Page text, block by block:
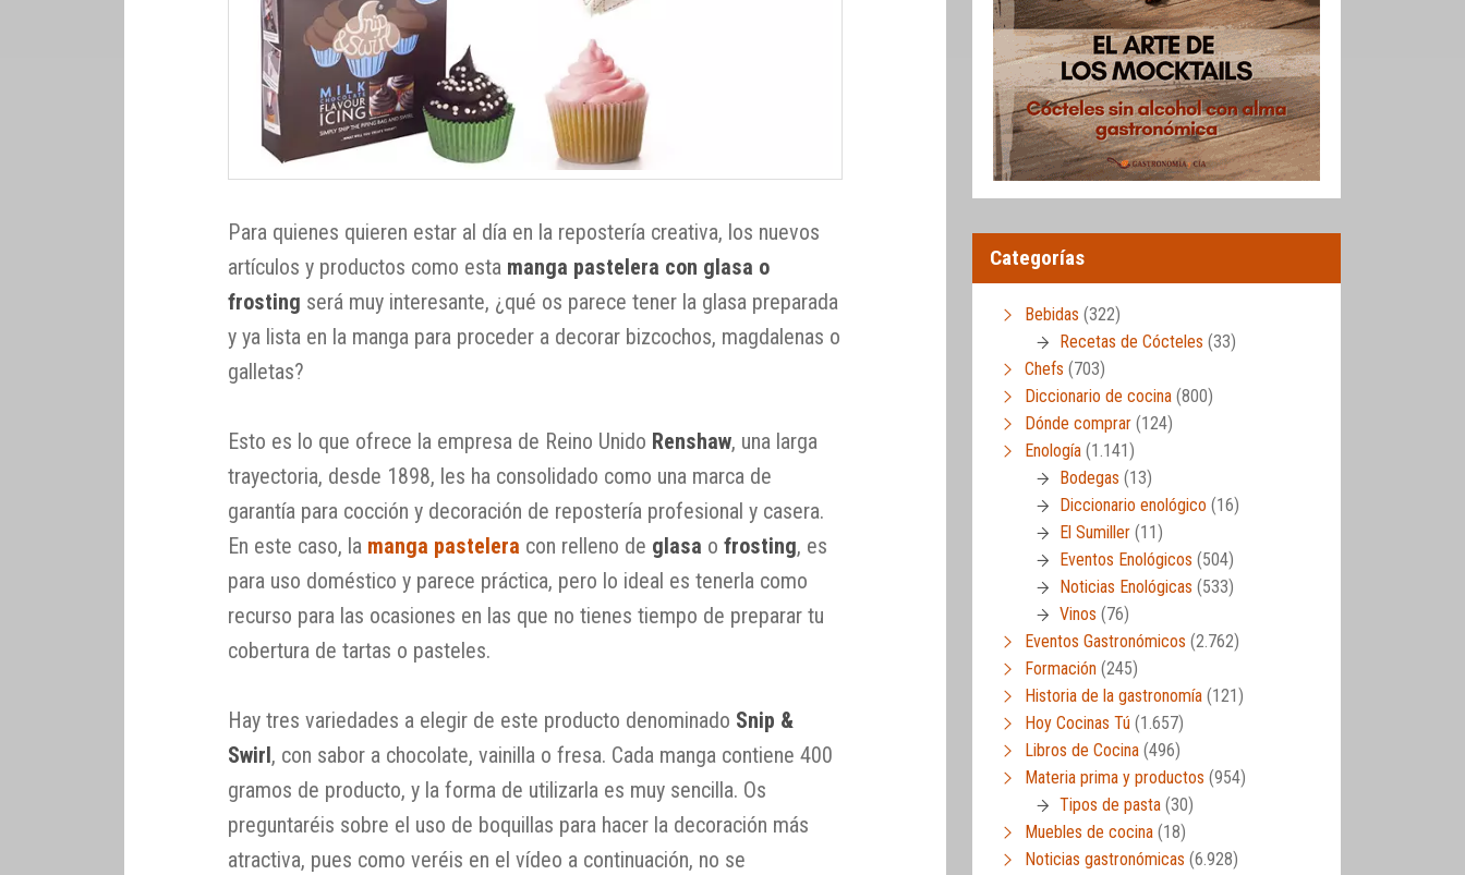
Para quienes quieren estar al día en la repostería creativa, los nuevos
artículos y productos como esta manga pastelera con glasa o
frosting será muy interesante, ¿qué os parece tener la glasa preparada
y ya lista en la manga para proceder a decorar bizcochos, magdalenas o
galletas?
Esto es lo que ofrece la empresa de Reino Unido Renshaw, una larga
trayectoria, desde 1898, les ha consolidado como una marca de
garantía para cocción y decoración de repostería profesional y casera.
En este caso, la manga pastelera con relleno de glasa ofrosting, es
para uso doméstico y parece práctica, pero lo ideal es tenerla como
recurso para las ocasiones en las que no tienes tiempo de preparar tu
cobertura de tartas o pasteles.
Hay tres variedades a elegir de este producto denominado Snip &
Swirl, con sabor a chocolate, vainilla o fresa. Cada manga contiene 400
gramos de producto, y la forma de utilizarla es muy sencilla. Os
preguntaréis sobre el uso de boquillas para hacer la decoración más
atractiva, pues como veréis en el vídeo a continuación, no se
Categorías
Bebidas (322)
Recetas de Cócteles (33)
Chefs (703)
Diccionario de cocina (800)
Dónde comprar (124)
Enología (1.141)
Bodegas (13)
Diccionario enológico (16)
El Sumiller (11)
Eventos Enológicos (504)
Noticias Enológicas (533)
Vinos (76)
Eventos Gastronómicos (2.762)
Formación (245)
Historia de la gastronomía (121)
Hoy Cocinas Tú (1.657)
Libros de Cocina (496)
Materia prima y productos (954)
Tipos de pasta (30)
Muebles de cocina (18)
Noticias gastronómicas (6.928)